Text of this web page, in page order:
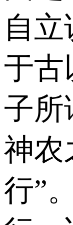
自
于古
子所
神农
行”